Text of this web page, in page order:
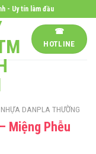
- Uy tín làm đầu
☎
HOTLINE
DANPLA THƯỜNG
Miệng Phễu